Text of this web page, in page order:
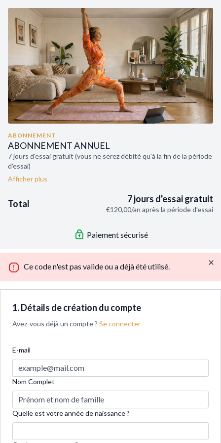
Ce code n'est pas valide ou a déjà été utilisé.
1. Détails de création du compte
Avez-vous déjà un compte ? Se connecter
E-mail
Nom Complet
Quelle est votre année de naissance ?
ABONNEMENT
ABONNEMENT ANNUEL
7 jours d'essai gratuit (vous ne serez débité qu'à la fin de la période
d'essai)
100% flexibilité, sans engagement, résiliable à tout moment.
? Entrez le code coupon, puis
ajoutez votre CB sans être débité.
Total 7 jours d'essai gratuit
€120,00/an après la période d’essai
Paiement sécurisé